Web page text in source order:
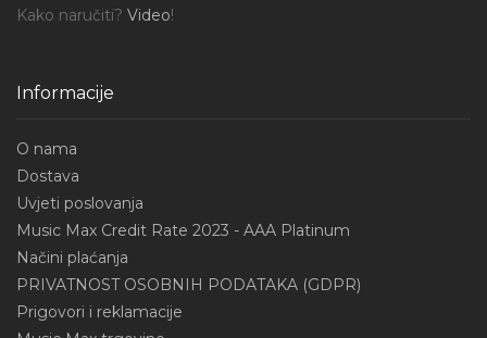
Kako naručiti? Video!
Informacije
O nama
Dostava
Uvjeti poslovanja
Music Max Credit Rate 2023 - AAA Platinum
Načini plaćanja
PRIVATNOST OSOBNIH PODATAKA (GDPR)
Prigovori i reklamacije